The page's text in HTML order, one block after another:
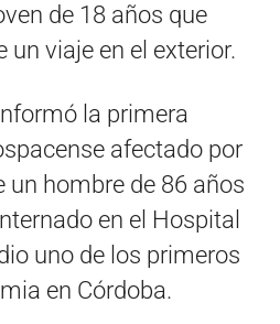
de 18 años que
un viaje en el exterior.
la primera
afectado por
un hombre de 86 años
en el Hospital
uno de los primeros
en Córdoba.